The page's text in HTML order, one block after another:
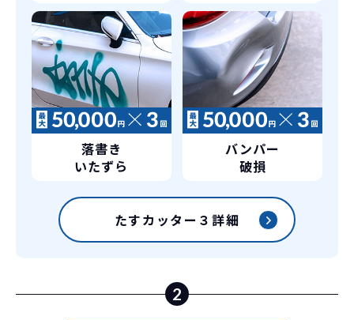
お車を返却いただく
必要があるため
通常のカーリースの場合、そのまま継続
して乗るか、購入するかなどを選べます。
しかし、イッカーズの場合は、車両を必
とで「超低価格」を実現しています。
ライフスタイルに合わせたお車の選択が
できます。急な引っ越し、転勤、家族が増
えるなど。その時その時の状況に合わせ
た車を選べるっていいとおもいません
か？
新型の新車に定期的に乗換
車はだいたい３年くらいで飽きると言わ
継続的にかかる費用が
コミコミ
維持にかかる、毎年の｢自動車税｣はコミ
コミ。3年契約なので通常車検時にかかる
｢自動車重量税｣、｢自賠責保険料｣「整備
料」などが不要となります。
落書き
いたずら
バンパー
破損
たすカッター３詳細
2